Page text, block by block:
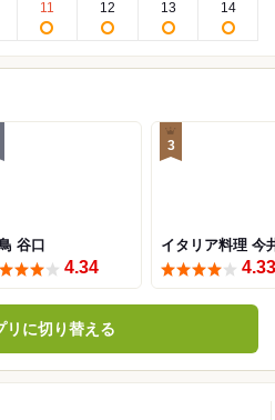
11 12 13 14
谷口
4.34
3
イタリア料理 今
4.33
リに切り替える